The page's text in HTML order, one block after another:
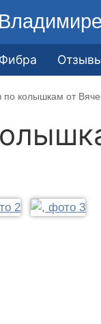
Фибра
по колышкам от